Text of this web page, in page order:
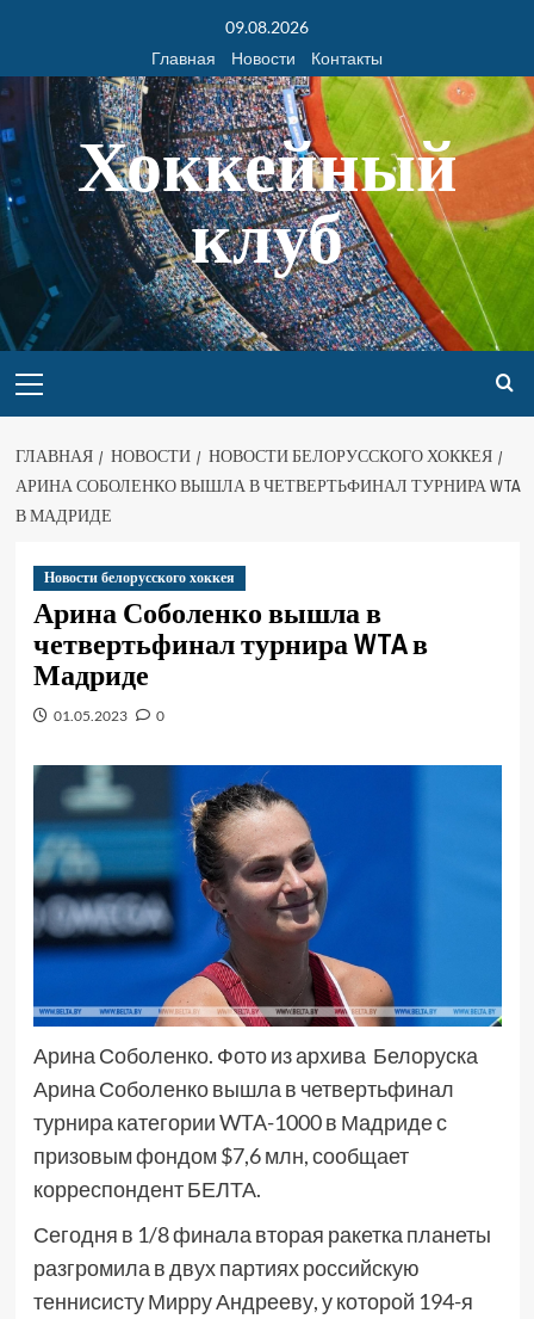
09.08.2026
Главная
Новости Контакты
Хоккейный
клуб
ГЛАВНАЯ НОВОСТИ
НОВОСТИ БЕЛОРУССКОГО ХОККЕЯ
АРИНА СОБОЛЕНКО ВЫШЛА В ЧЕТВЕРТЬФИНАЛ ТУРНИРА WTA
В МАДРИДЕ
Новости белорусского хоккея
Арина Соболенко вышла в
четвертьфинал турнира WTA в
Мадриде
01.05.2023 0
Арина Соболенко. Фото из архива Белоруска
Арина Соболенко вышла в четвертьфинал
турнира категории WTA-1000 в Мадриде с
призовым фондом $7,6 млн, сообщает
корреспондент БЕЛТА.
Сегодня в 1/8 финала вторая ракетка планеты
разгромила в двух партиях российскую
теннисисту Мирру Андрееву, у которой 194-я